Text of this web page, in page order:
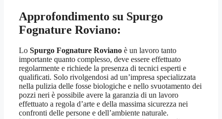
Approfondimento su Spurgo
Fognature Roviano:
Lo Spurgo Fognature Roviano è un lavoro tanto
importante quanto complesso, deve essere effettuato
regolarmente e richiede la presenza di tecnici esperti e
qualificati. Solo rivolgendosi ad un’impresa specializzata
nella pulizia delle fosse biologiche e nello svuotamento dei
pozzi neri è possibile avere la garanzia di un lavoro
effettuato a regola d’arte e della massima sicurezza nei
confronti delle persone e dell’ambiente naturale.